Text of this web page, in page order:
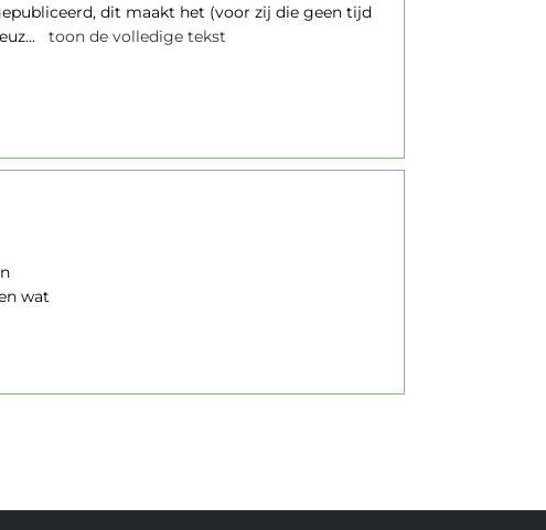
dit maakt het (voor zij die geen tijd
toon de volledige tekst
wat